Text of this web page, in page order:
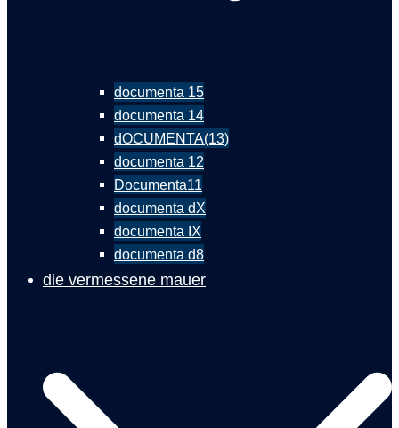
documenta 15
documenta 14
dOCUMENTA(13)
documenta 12
Documenta11
documenta dX
documenta IX
documenta d8
die vermessene mauer